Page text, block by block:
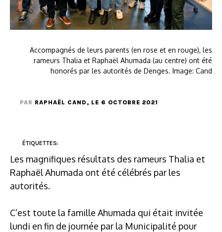
Accompagnés de leurs parents (en rose et en rouge), les
rameurs Thalia et Raphaël Ahumada (au centre) ont été
honorés par les autorités de Denges. Image: Cand
PAR RAPHAËL CAND , LE 6 OCTOBRE 2021
ÉTIQUETTES:
Les magnifiques résultats des rameurs Thalia et
Raphaël Ahumada ont été célébrés par les
autorités.
C’est toute la famille Ahumada qui était invitée
lundi en fin de journée par la Municipalité pour